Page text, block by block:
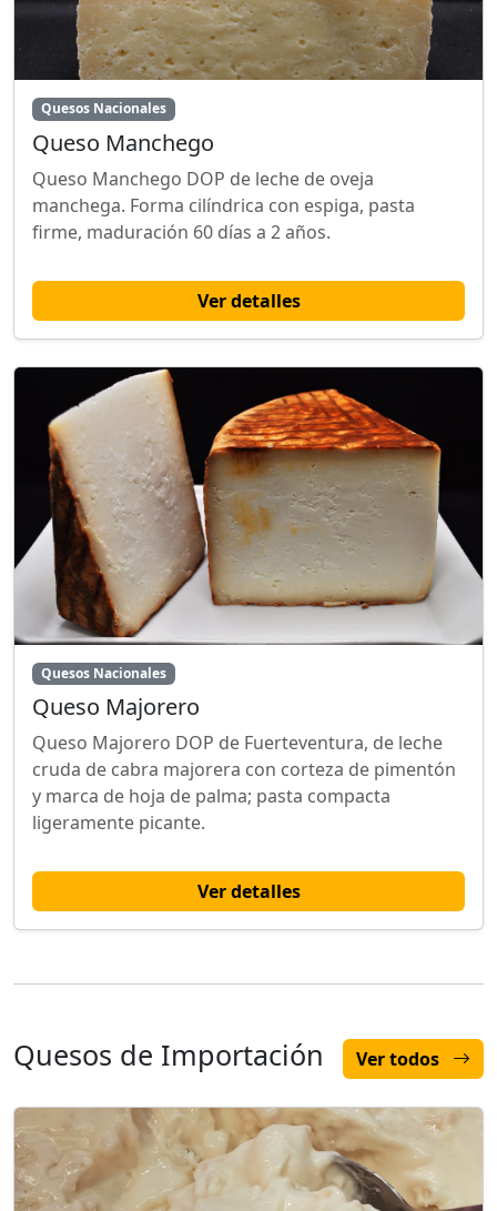
Quesos Nacionales
Queso Manchego
Queso Manchego DOP de leche de oveja
manchega. Forma cilíndrica con espiga, pasta
firme, maduración 60 días a 2 años.
Ver detalles
Quesos Nacionales
Queso Majorero
Queso Majorero DOP de Fuerteventura, de leche
cruda de cabra majorera con corteza de pimentón
y marca de hoja de palma; pasta compacta
ligeramente picante.
Ver detalles
Quesos de Importación Ver todos